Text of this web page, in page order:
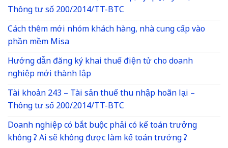
Thông tư số 200/2014/TT-BTC
Cách thêm mới nhóm khách hàng, nhà cung cấp vào
phần mềm Misa
Hướng dẫn đăng ký khai thuế điện tử cho doanh
nghiệp mới thành lập
Tài khoản 243 – Tài sản thuế thu nhập hoãn lại –
Thông tư số 200/2014/TT-BTC
Doanh nghiệp có bắt buộc phải có kế toán trưởng
không ? Ai sẽ không được làm kế toán trưởng ?